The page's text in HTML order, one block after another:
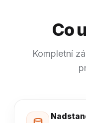
Co
Kompletní